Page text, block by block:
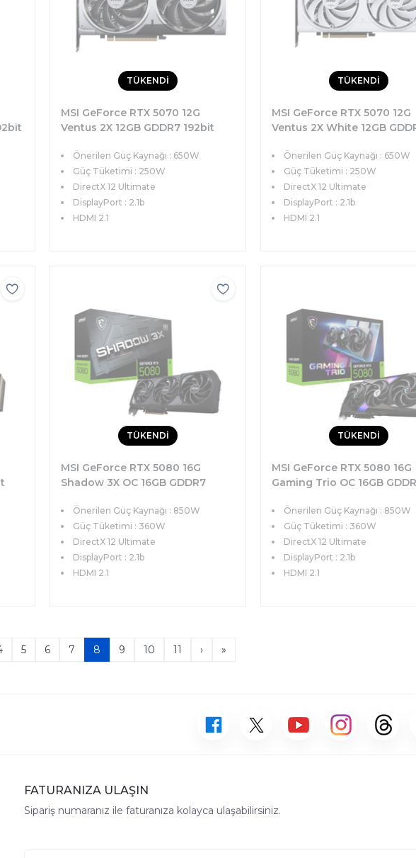
MSI GeForce RTX 5070 12G
Ventus 2X 12GB GDDR7 192bit
Ekran Kartı
Önerilen Güç Kaynağı : 650W
Güç Tüketimi : 250W
DirectX 12 Ultimate
DisplayPort : 2.1b
HDMI 2.1
TÜKENDİ
MSI GeForce RTX 5070 12G
Ventus 2X White 12GB
1xHDMI) Ekran Kartı
Önerilen Güç Kaynağı : 650W
Güç Tüketimi : 250W
DirectX 12 Ultimate
DisplayPort : 2.1b
HDMI 2.1
TÜKENDİ
MSI GeForce RTX 5080 16G
Shadow 3X OC 16GB GDDR7
1xHDMI) Ekran Kartı
Önerilen Güç Kaynağı : 850W
Güç Tüketimi : 360W
DirectX 12 Ultimate
DisplayPort : 2.1b
HDMI 2.1
TÜKENDİ
MSI GeForce RTX 5080 16G
Gaming Trio OC 16GB
1xHDMI) Ekran Kartı
Önerilen Güç Kaynağı : 850W
Güç Tüketimi : 360W
DirectX 12 Ultimate
DisplayPort : 2.1b
HDMI 2.1
TÜKENDİ
5 6 7 8 9 10 11 › »
FATURANIZA ULAŞIN
Sipariş numaranız ile faturanıza kolayca ulaşabilirsiniz.